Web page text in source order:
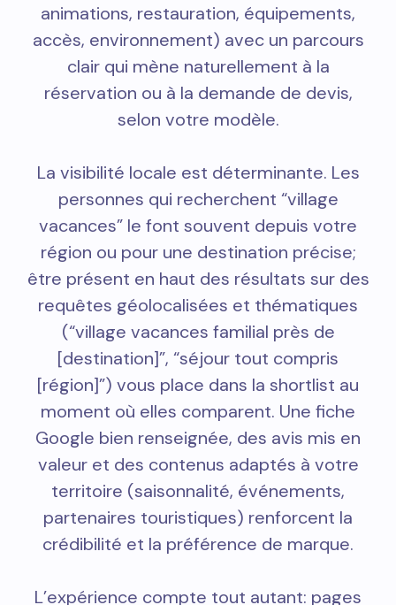
animations, restauration, équipements,
accès, environnement) avec un parcours
clair qui mène naturellement à la
réservation ou à la demande de devis,
selon votre modèle.
La visibilité locale est déterminante. Les
personnes qui recherchent “village
vacances” le font souvent depuis votre
région ou pour une destination précise;
être présent en haut des résultats sur des
requêtes géolocalisées et thématiques
(“village vacances familial près de
[destination]”, “séjour tout compris
[région]”) vous place dans la shortlist au
moment où elles comparent. Une fiche
Google bien renseignée, des avis mis en
valeur et des contenus adaptés à votre
territoire (saisonnalité, événements,
partenaires touristiques) renforcent la
crédibilité et la préférence de marque.
L’expérience compte tout autant: pages